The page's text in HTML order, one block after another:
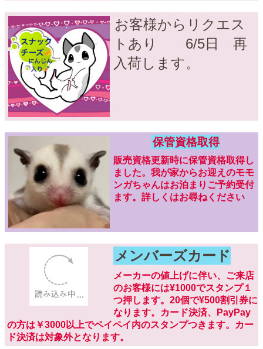
お客様からリクエス
トあり 6/5日 再
入荷します。
保管資格取得
販売資格更新時に保管資格取得し
ました。我が家からお迎えのモモ
ンガちゃんはお泊まりご予約受付
ます。詳しくはお尋ねください
メンバーズカード
メーカーの値上げに伴い、ご来店
のお客様には¥1000でスタンプ１
つ押します。20個で¥500割引券に
なります。カード決済、PayPay
の方は￥3000以上でペイペイ内のスタンプつきます。カー
ド決済は対象外となります。